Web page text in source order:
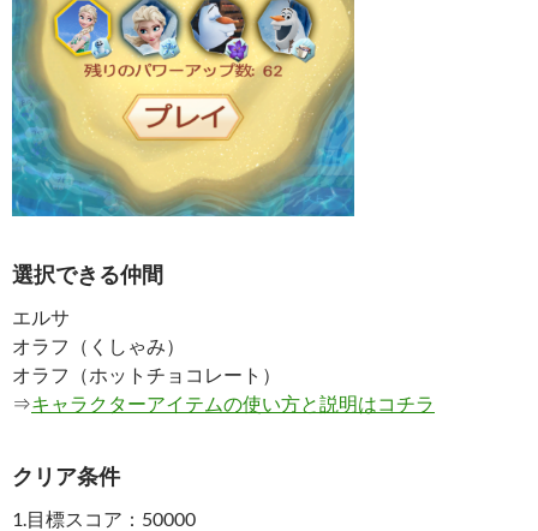
選択できる仲間
エルサ
オラフ（くしゃみ）
オラフ（ホットチョコレート）
⇒キャラクターアイテムの使い方と説明はコチラ
クリア条件
1.目標スコア：50000